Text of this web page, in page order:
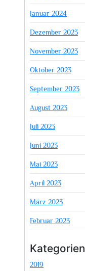
Januar 2024
Dezember 2023
November 2023
Oktober 2023
September 2023
August 2023
Juli 2023
Juni 2023
Mai 2023
April 2023
März 2023
Februar 2023
Kategorien
2019